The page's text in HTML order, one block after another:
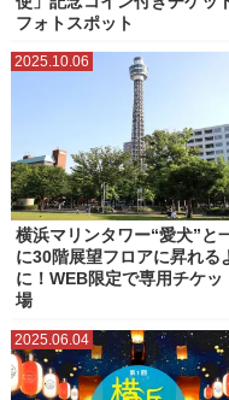
横浜ランドマークタワー
横浜美術館 横浜赤レンガ倉庫
象の鼻パーク・象
フォトスポット
2025.10.06
横浜マリンタワー“愛犬”と
に30階展望フロアに昇れる
に！WEB限定で専用チケッ
場
2025.06.04